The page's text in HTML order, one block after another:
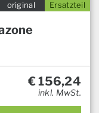
Ersatzteil
original
€156,24
inkl. MwSt.